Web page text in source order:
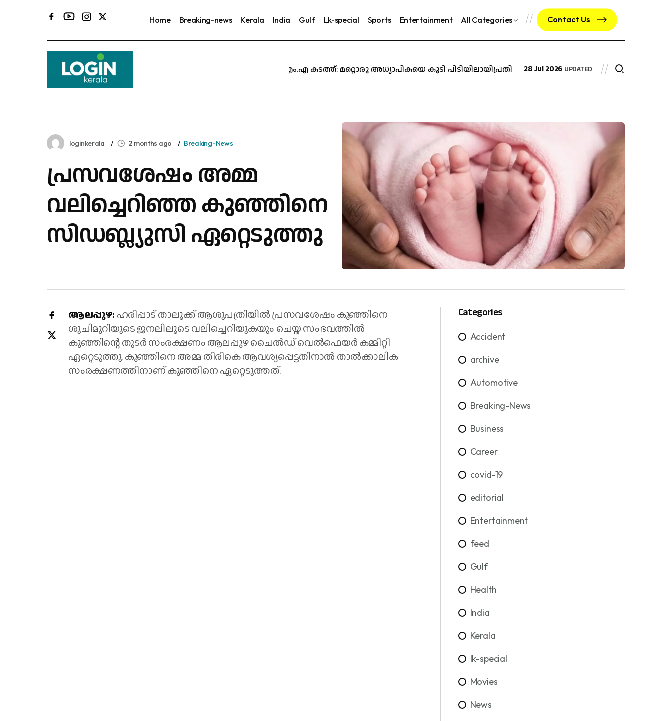
Home Breaking-news Kerala India Gulf Lk-special Sports Entertainment All Categories Contact Us
എം.ഡി.എം.എ കടത്ത്: മറ്റൊരു അധ്യാപികയെ കൂടി പിടിയിലായിപ്രതി ചേർത്തത് രാഷ്ട്രീയ ലക്ഷ്യത്തോടെ;
28 Jul 2026 UPDATED
loginkerala 2 months ago Breaking-News
പ്രസവശേഷം അമ്മ
വലിച്ചെറിഞ്ഞ കുഞ്ഞിനെ
സിഡബ്ല്യുസി ഏറ്റെടുത്തു
ആലപ്പുഴ: ഹരിപ്പാട് താലൂക്ക് ആശുപത്രിയിൽ പ്രസവശേഷം കുഞ്ഞിനെ
ശുചിമുറിയുടെ ജനലിലൂടെ വലിച്ചെറിയുകയും ചെയ്ത സംഭവത്തിൽ
കുഞ്ഞിന്റെ തുടർ സംരക്ഷണം ആലപ്പുഴ ചൈൽഡ് വെൽഫെയർ കമ്മിറ്റി
ഏറ്റെടുത്തു. കുഞ്ഞിനെ അമ്മ തിരികെ ആവശ്യപ്പെട്ടതിനാൽ താൽക്കാലിക
സംരക്ഷണത്തിനാണ്‌ കുഞ്ഞിനെ ഏറ്റെടുത്തത്.
Categories
Accident
archive
Automotive
Breaking-News
Business
Career
covid-19
editorial
Entertainment
feed
Gulf
Health
India
Kerala
lk-special
Movies
News